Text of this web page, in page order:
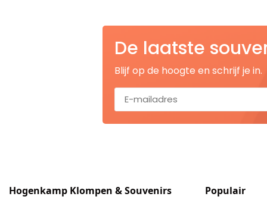
Terracotta bloempotjes
Displays
De laatste
Blijf op de hoogte en schrijf je in.
Hogenkamp Klompen & Souvenirs Populair